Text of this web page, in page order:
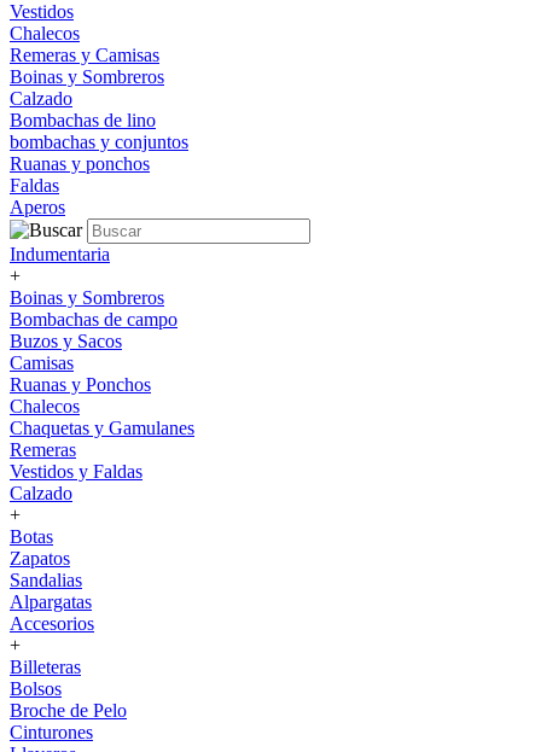
Vestidos
Chalecos
Remeras y Camisas
Boinas y Sombreros
Calzado
Bombachas de lino
bombachas y conjuntos
Ruanas y ponchos
Faldas
Aperos
Indumentaria
+
Boinas y Sombreros
Bombachas de campo
Buzos y Sacos
Camisas
Ruanas y Ponchos
Chalecos
Chaquetas y Gamulanes
Remeras
Vestidos y Faldas
Calzado
+
Botas
Zapatos
Sandalias
Alpargatas
Accesorios
+
Billeteras
Bolsos
Broche de Pelo
Cinturones